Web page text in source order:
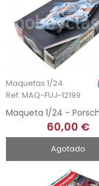
Maquetas 1/24
Ref: MAQ-FUJ-12199
60,00 €
Agotado